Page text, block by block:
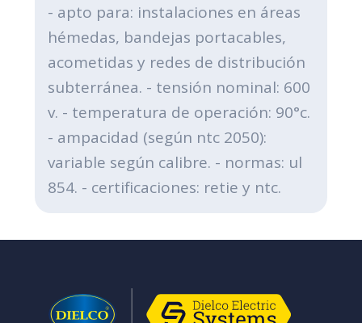
- apto para: instalaciones en áreas
hémedas, bandejas portacables,
acometidas y redes de distribución
subterránea. - tensión nominal: 600
v. - temperatura de operación: 90°c.
- ampacidad (según ntc 2050):
variable según calibre. - normas: ul
854. - certificaciones: retie y ntc.